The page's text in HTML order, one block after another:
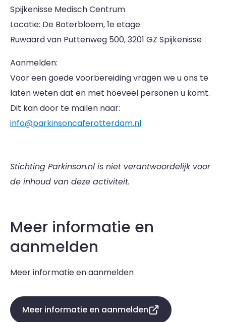
Spijkenisse Medisch Centrum
Locatie: De Boterbloem, 1e etage
Ruwaard van Puttenweg 500, 3201 GZ Spijkenisse
Aanmelden:
Voor een goede voorbereiding vragen we u ons te
laten weten dat en met hoeveel personen u komt.
Dit kan door te mailen naar:
info@parkinsoncaferotterdam.nl
Stichting Parkinson.nl is niet verantwoordelijk voor
de inhoud van deze activiteit.
Meer informatie en
aanmelden
Meer informatie en aanmelden
Meer informatie en aanmelden